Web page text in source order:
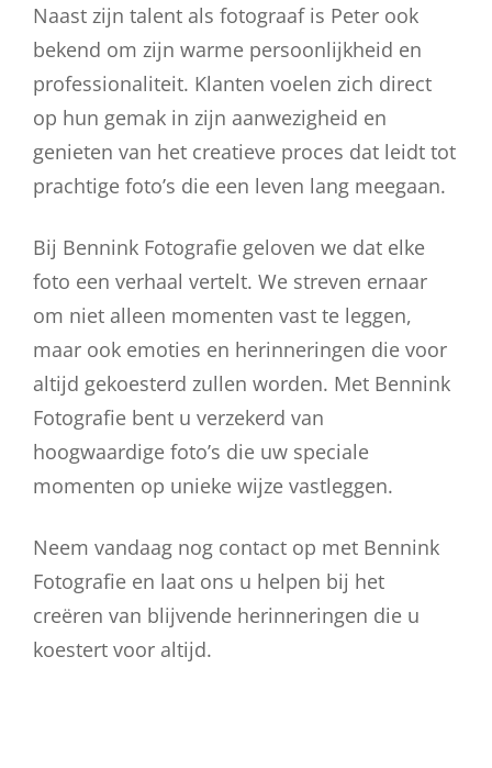
Naast zijn talent als fotograaf is Peter ook
bekend om zijn warme persoonlijkheid en
professionaliteit. Klanten voelen zich direct
op hun gemak in zijn aanwezigheid en
genieten van het creatieve proces dat leidt tot
prachtige foto’s die een leven lang meegaan.
Bij Bennink Fotografie geloven we dat elke
foto een verhaal vertelt. We streven ernaar
om niet alleen momenten vast te leggen,
maar ook emoties en herinneringen die voor
altijd gekoesterd zullen worden. Met Bennink
Fotografie bent u verzekerd van
hoogwaardige foto’s die uw speciale
momenten op unieke wijze vastleggen.
Neem vandaag nog contact op met Bennink
Fotografie en laat ons u helpen bij het
creëren van blijvende herinneringen die u
koestert voor altijd.